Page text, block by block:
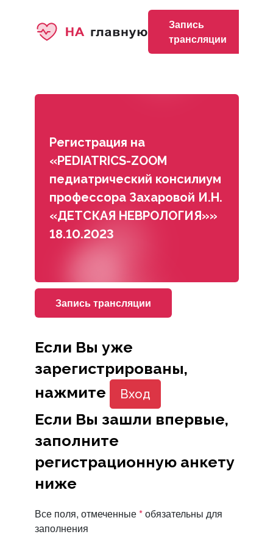
Запись
трансляции
Регистрация на
«PEDIATRICS-ZOOM
педиатрический консилиум
профессора Захаровой И.Н.
«ДЕТСКАЯ НЕВРОЛОГИЯ»»
18.10.2023
Запись трансляции
Если Вы уже
зарегистрированы,
нажмите
Вход
Если Вы зашли впервые,
заполните
регистрационную анкету
ниже
Все поля, отмеченные*обязательны для
заполнения